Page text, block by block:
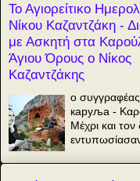
Το Αγιορείτικο
Νίκου Καζαντζάκη -
με Ασκητή στα
Άγιου Όρους ο Νίκος
Καζαντζάκης
ο
каруља -
Μέχρι και